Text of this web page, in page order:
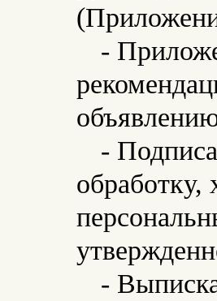
-
-
обработку,
-